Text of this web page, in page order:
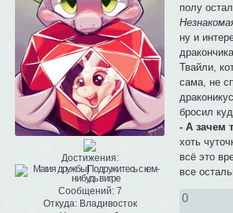
Достижения:
Сообщений:7
Откуда:Владивосток
полу
ну и
Твайли,
сама, не
бросил
- А зачем
хоть
всё это
все
0